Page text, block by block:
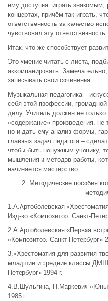
ему доступна: играть
концертах, причём так играть,
ответственность за качество
чувствовал эту ответственность.
Итак, что же способствует
Это умение читать с листа,
аккомпанировать.
записывать свои сочинения.
Музыкальная педагогика –
себя этой профессии,
делу. Учитель должен не только
«содержание» произведения, не
но и дать ему анализ формы,
главных задач педагога –
чтобы быть ненужным ученику,
мышления и методов работы,
начинается мастерство.
2. Методические пособия
1.А.Артоболевская
Изд-во «Композитор. Санкт-
2.А.Артоболевская «Первая
«Композитор. Санкт-Петербург»
3.«Хрестоматия для развития
младшие и средние классы
Петербург» 1994 г.
4.В.Шульгина, Н.Маркевич
1985 г.